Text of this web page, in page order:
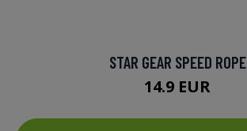
STAR GEAR SPEED ROPE
14.9 EUR